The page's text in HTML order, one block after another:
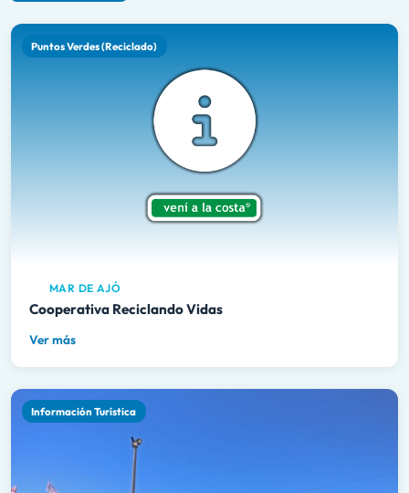
Puntos Verdes (Reciclado)
MAR DE AJÓ
Cooperativa Reciclando Vidas
Ver más
Información Turística